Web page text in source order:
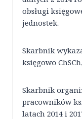
obsługi
jednostek.
Skarbnik
księgowo
Skarbnik
pracowników
latach 2014 i